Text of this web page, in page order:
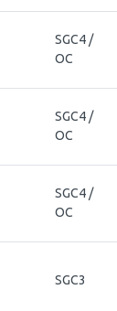
SGC4 /
OC
SGC4 /
OC
SGC4 /
OC
SGC3